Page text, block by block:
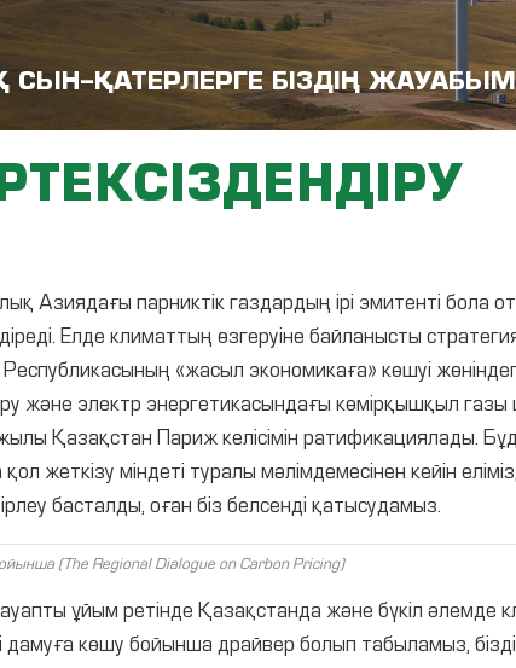
ҚАТЕРЛЕРГЕ БІЗДІҢ
Азиядағы парниктік газдардың ірі эмитенті бола
Елде климаттың өзгеруіне байланысты
Республикасының «жасыл экономикаға» көшуі
және электр энергетикасындағы көмірқышқыл
Қазақстан Париж келісімін ратификациялады.
жеткізу міндеті туралы мәлімдемесінен кейін
басталды, оған біз белсенді қатысудамыз.
(The Regional Dialogue on Carbon Pricing)
ұйым ретінде Қазақстанда және бүкіл әлемде
дамуға көшу бойынша драйвер болып табыламыз,